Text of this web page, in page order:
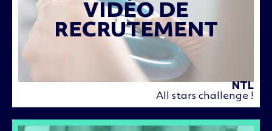
VIDÉO DE
RECRUTEMENT
NTL
All stars challenge !